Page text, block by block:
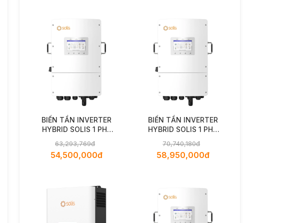
BIẾN TẦN INVERTER
HYBRID SOLIS 1 PHA
EH1P14K03-NV-YD-L
63,293,769đ
54,500,000đ
BIẾN TẦN INVERTER
HYBRID SOLIS 1 PHA
EH1P16K03-NV-YD-L
70,740,180đ
58,950,000đ